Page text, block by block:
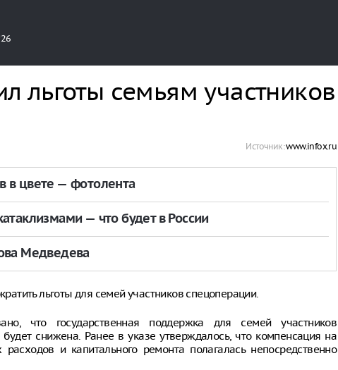
льготы семьям участников
Источник:www.infox.ru
в цвете — фотолента
— что будет в России
Медведева
льготы для семей участников спецоперации.
что государственная поддержка для семей участников
снижена. Ранее в указе утверждалось, что компенсация на
и капитального ремонта полагалась непосредственно